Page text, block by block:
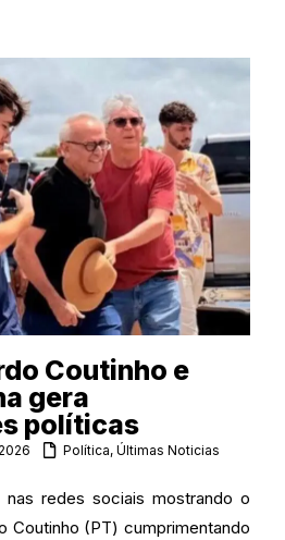
Coutinho e
gera
políticas
Política,Últimas Noticias
redes sociais mostrando o
Coutinho (PT) cumprimentando